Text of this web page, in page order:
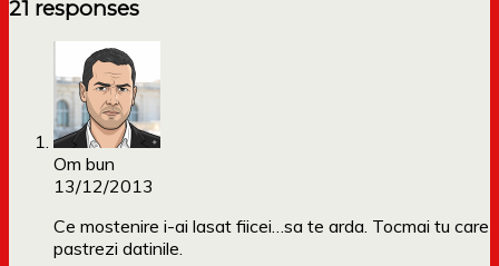
21 responses
Om bun
13/12/2013
Ce mostenire i-ai lasat fiicei…sa te arda. Tocmai tu care
pastrezi datinile.